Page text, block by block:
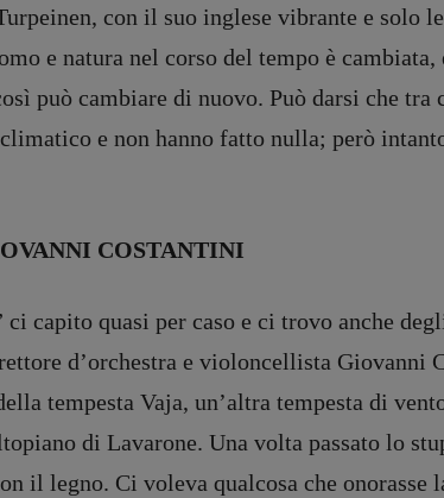
social media:
[valentina.marcoli@gmail.com]
ARCHIVIO E AUTORI
Tribunale Milano n° 5864/2023 – cod. fis. 97943720157 –
con il suo inglese vibrante e solo
e natura nel corso del tempo è
può cambiare di nuovo. Può darsi che
e non hanno fatto nulla; però
COSTANTINI
capito quasi per caso e ci trovo anche
d’orchestra e violoncellista Giovanni
tempesta Vaja, un’altra tempesta di
di Lavarone. Una volta passato lo
il legno. Ci voleva qualcosa che onorasse